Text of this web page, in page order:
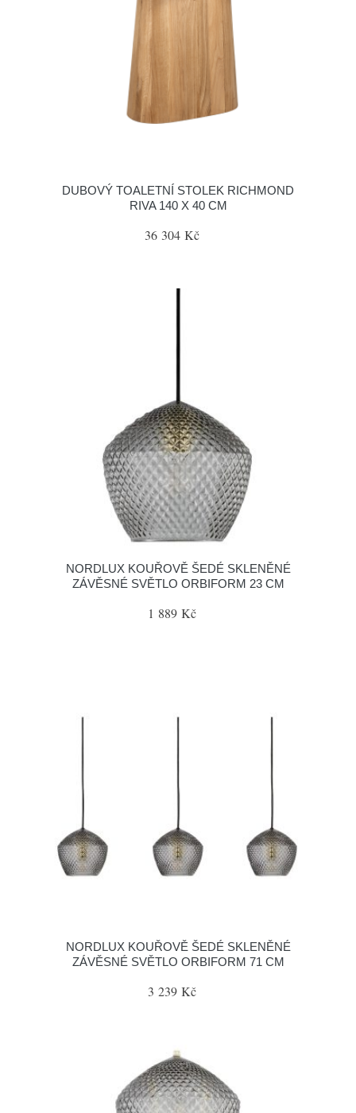
DUBOVÝ TOALETNÍ STOLEK RICHMOND
RIVA 140 X 40 CM
36 304 Kč
NORDLUX KOUŘOVĚ ŠEDÉ SKLENĚNÉ
ZÁVĚSNÉ SVĚTLO ORBIFORM 23 CM
1 889 Kč
NORDLUX KOUŘOVĚ ŠEDÉ SKLENĚNÉ
ZÁVĚSNÉ SVĚTLO ORBIFORM 71 CM
3 239 Kč